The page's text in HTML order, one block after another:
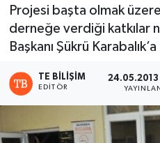
Projesi başta olmak üzere
derneğe verdiği katkılar
Başkanı Şükrü
TE BILIŞIM
EDITÖR
24.05.2013